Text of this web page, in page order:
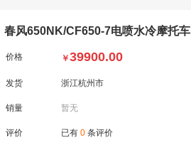
春风650NK/CF650-7电喷水冷摩托车
价格 ￥39900.00
发货 浙江杭州市
销量 暂无
评价 已有 0 条评价